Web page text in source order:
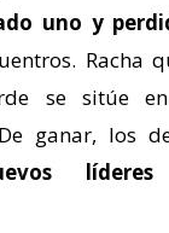
uno y
Racha
se sitúe
ganar, los